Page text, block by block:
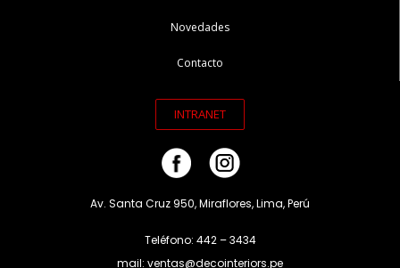
Novedades
Contacto
INTRANET
Av. Santa Cruz 950, Miraflores, Lima, Perú
Teléfono: 442 – 3434
mail: ventas@decointeriors.pe